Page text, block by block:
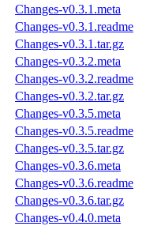
Changes-v0.3.1.meta
Changes-v0.3.1.readme
Changes-v0.3.1.tar.gz
Changes-v0.3.2.meta
Changes-v0.3.2.readme
Changes-v0.3.2.tar.gz
Changes-v0.3.5.meta
Changes-v0.3.5.readme
Changes-v0.3.5.tar.gz
Changes-v0.3.6.meta
Changes-v0.3.6.readme
Changes-v0.3.6.tar.gz
Changes-v0.4.0.meta